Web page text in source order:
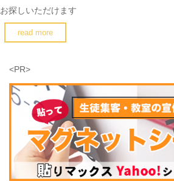
お探しいただけます
read more
<PR>